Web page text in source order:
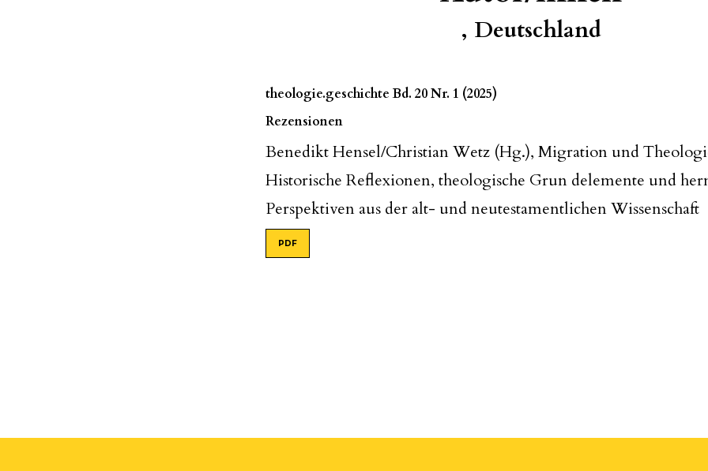
, Deutschland
theologie.geschichte Bd. 20 Nr. 1 (2025)
Rezensionen
Benedikt Hensel/Christian Wetz (Hg.), Migration und
Historische Reflexionen, theologische Grun delemente und
Perspektiven aus der alt- und neutestamentlichen Wissenschaft
PDF